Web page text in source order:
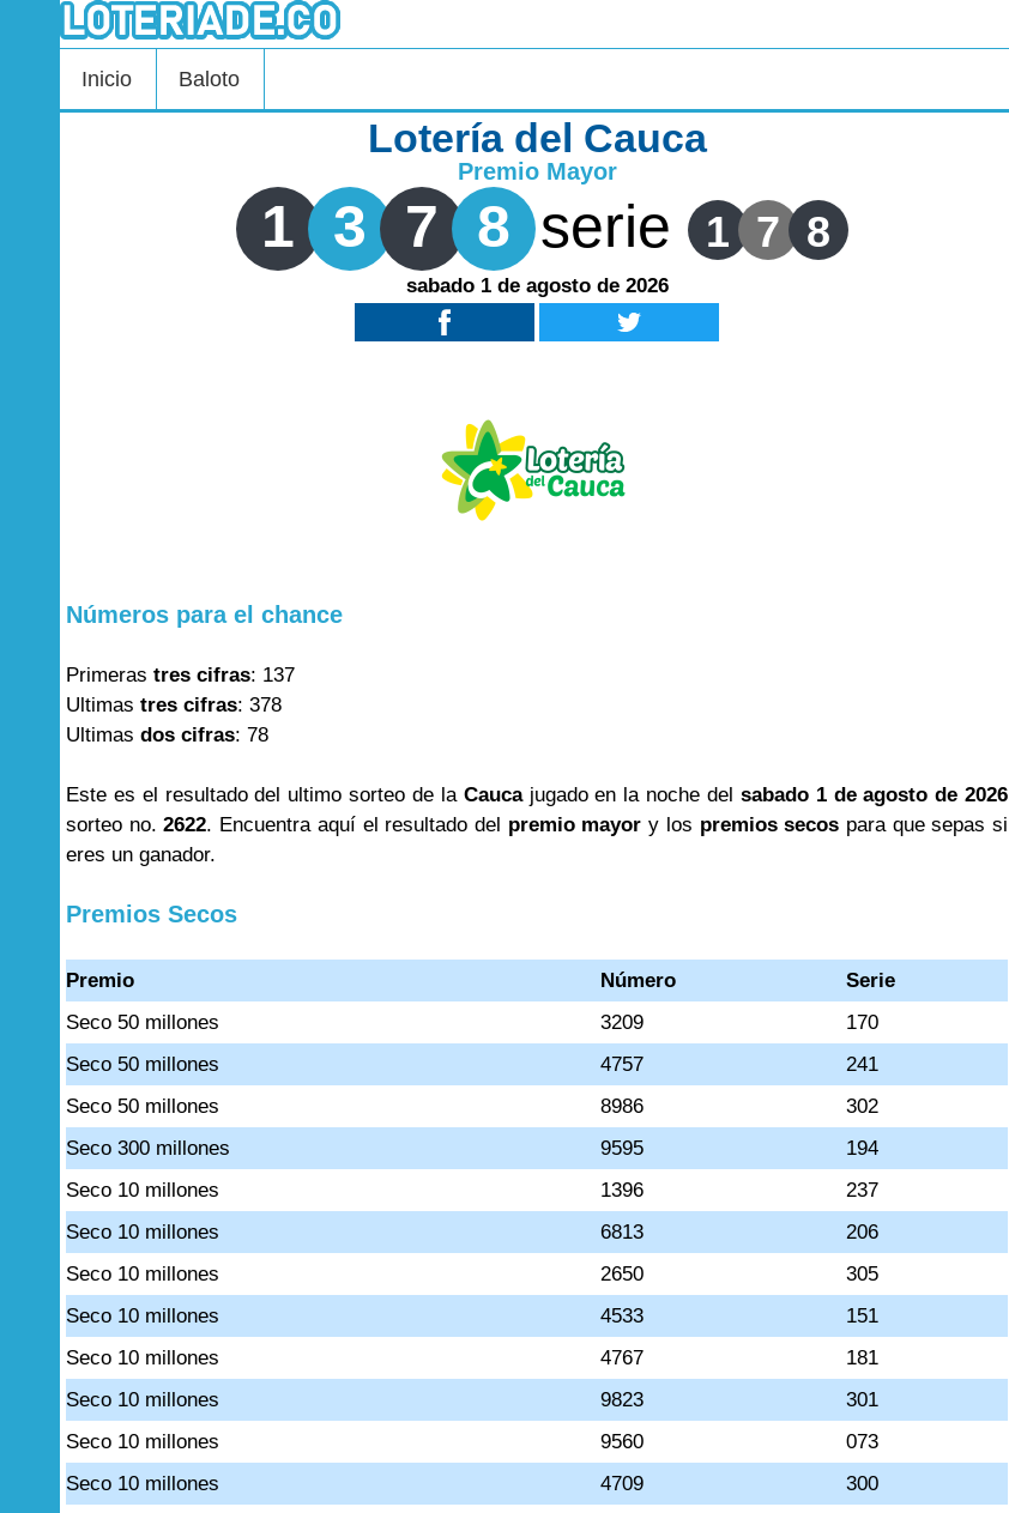
Inicio Baloto
Lotería del Cauca
Premio Mayor
1 3 7 8 serie 1 7 8
sabado 1 de agosto de 2026
Números para el chance
Primeras tres cifras: 137
Ultimas tres cifras: 378
Ultimas dos cifras: 78
Este es el resultado del ultimo sorteo de la Caucajugado en la noche del sabado 1 de agosto de 2026
sorteo no.2622. Encuentra aquí el resultado del premio mayor y los premios secos para que sepas si
eres un ganador.
Premios Secos
Premio Número
Serie
Seco 50 millones
3209
170
Seco 50 millones
4757
241
Seco 50 millones
8986
302
Seco 300 millones
9595
194
Seco 10 millones
1396
237
Seco 10 millones
6813
206
Seco 10 millones
2650
305
Seco 10 millones
4533
151
Seco 10 millones
4767
181
Seco 10 millones
9823
301
Seco 10 millones
9560
073
Seco 10 millones
4709
300